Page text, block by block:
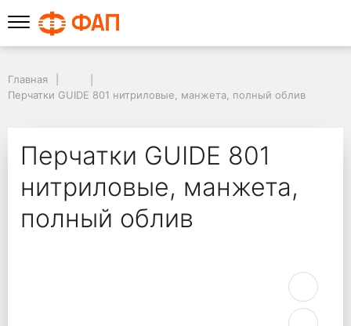
Главная
Перчатки GUIDE 801 нитриловые, манжета, полный облив
Перчатки GUIDE 801
нитриловые, манжета,
полный облив